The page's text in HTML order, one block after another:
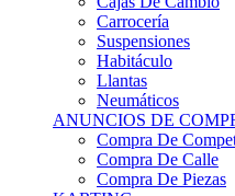
Suspensiones
Habitáculo
Llantas
Neumáticos
ANUNCIOS DE
Compra De
Compra De Calle
Compra De Piezas
KARTING
KARTING